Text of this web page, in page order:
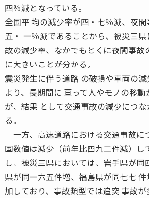
四％減となっている。
全国平 均の減少率が四・七％減、夜
五・ 一％減であることから、被災三
故の減少率、なかでもとくに夜間事故
に大きいことが分かる。
震災発生に伴う道路 の破損や車両の
より、長期間に 亘って人やモノの移
が、結果 として交通事故の減少につ
る。
一方、高速道路における交通事故に
国数値は減少（前年比四九二件減）し
し、被災三県においては、岩手県が同
県が同一六五件増、福島県が同七七
加しており、事故類型では追突 事故が